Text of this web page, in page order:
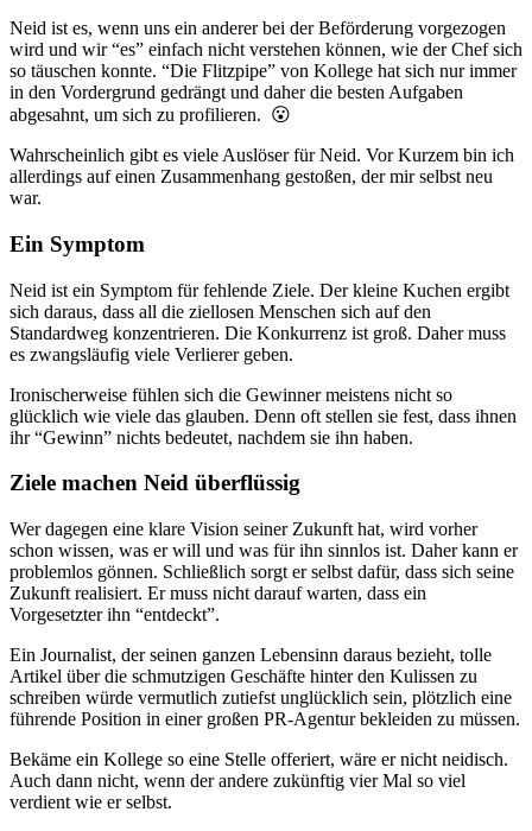
Neid ist es, wenn uns ein anderer bei der Beförderung vorgezogen
wird und wir “es” einfach nicht verstehen können, wie der Chef sich
so täuschen konnte. “Die Flitzpipe” von Kollege hat sich nur immer
in den Vordergrund gedrängt und daher die besten Aufgaben
abgesahnt, um sich zu profilieren. 😮
Wahrscheinlich gibt es viele Auslöser für Neid. Vor Kurzem bin ich
allerdings auf einen Zusammenhang gestoßen, der mir selbst neu
war.
Ein Symptom
Neid ist ein Symptom für fehlende Ziele. Der kleine Kuchen ergibt
sich daraus, dass all die ziellosen Menschen sich auf den
Standardweg konzentrieren. Die Konkurrenz ist groß. Daher muss
es zwangsläufig viele Verlierer geben.
Ironischerweise fühlen sich die Gewinner meistens nicht so
glücklich wie viele das glauben. Denn oft stellen sie fest, dass ihnen
ihr “Gewinn” nichts bedeutet, nachdem sie ihn haben.
Ziele machen Neid überflüssig
Wer dagegen eine klare Vision seiner Zukunft hat, wird vorher
schon wissen, was er will und was für ihn sinnlos ist. Daher kann er
problemlos gönnen. Schließlich sorgt er selbst dafür, dass sich seine
Zukunft realisiert. Er muss nicht darauf warten, dass ein
Vorgesetzter ihn “entdeckt”.
Ein Journalist, der seinen ganzen Lebensinn daraus bezieht, tolle
Artikel über die schmutzigen Geschäfte hinter den Kulissen zu
schreiben würde vermutlich zutiefst unglücklich sein, plötzlich eine
führende Position in einer großen PR-Agentur bekleiden zu müssen.
Bekäme ein Kollege so eine Stelle offeriert, wäre er nicht neidisch.
Auch dann nicht, wenn der andere zukünftig vier Mal so viel
verdient wie er selbst.